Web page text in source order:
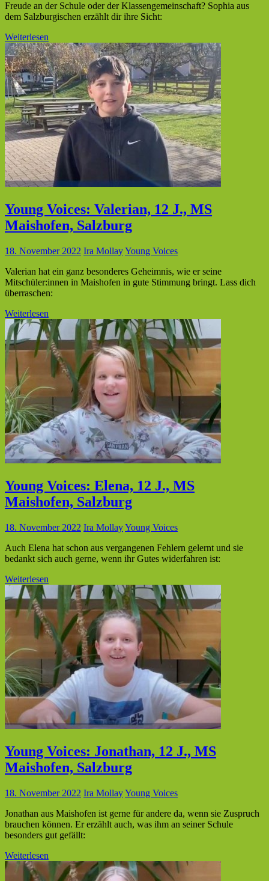
Freude an der Schule oder der Klassengemeinschaft? Sophia aus
dem Salzburgischen erzählt dir ihre Sicht:
Weiterlesen
Young Voices: Valerian, 12 J., MS
Maishofen, Salzburg
18. November 2022 Ira MollayYoung Voices
Valerian hat ein ganz besonderes Geheimnis, wie er seine
Mitschüler:innen in Maishofen in gute Stimmung bringt. Lass dich
überraschen:
Weiterlesen
Young Voices: Elena, 12 J., MS
Maishofen, Salzburg
18. November 2022 Ira MollayYoung Voices
Auch Elena hat schon aus vergangenen Fehlern gelernt und sie
bedankt sich auch gerne, wenn ihr Gutes widerfahren ist:
Weiterlesen
Young Voices: Jonathan, 12 J., MS
Maishofen, Salzburg
18. November 2022 Ira MollayYoung Voices
Jonathan aus Maishofen ist gerne für andere da, wenn sie Zuspruch
brauchen können. Er erzählt auch, was ihm an seiner Schule
besonders gut gefällt:
Weiterlesen